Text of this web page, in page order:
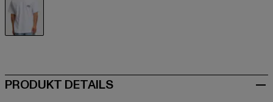
PRODUKT DETAILS